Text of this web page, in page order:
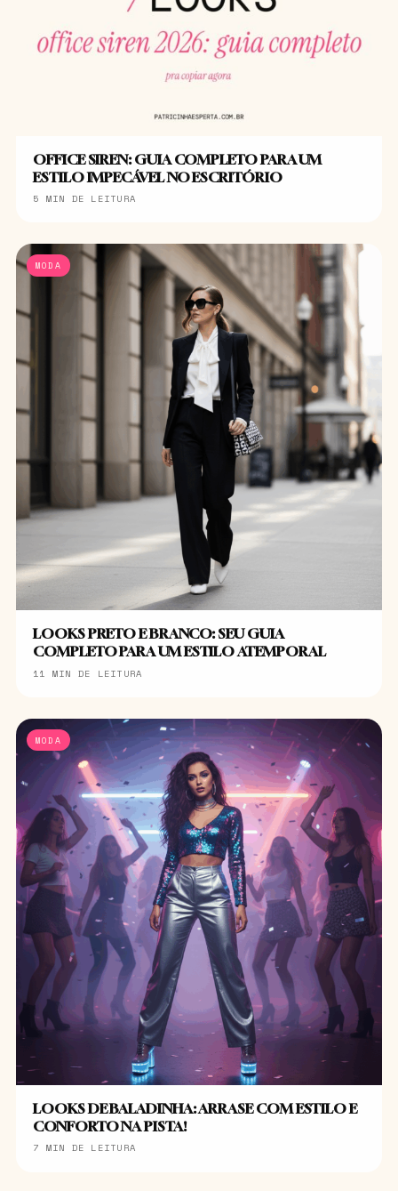
OFFICE SIREN: GUIA COMPLETO PARA UM
ESTILO IMPECÁVEL NO ESCRITÓRIO
5 MIN DE LEITURA
MODA
LOOKS PRETO E BRANCO: SEU GUIA
COMPLETO PARA UM ESTILO ATEMPORAL
11 MIN DE LEITURA
MODA
LOOKS DE BALADINHA: ARRASE COM ESTILO E
CONFORTO NA PISTA!
7 MIN DE LEITURA